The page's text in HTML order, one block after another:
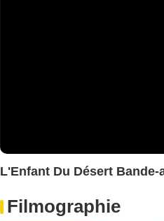
L'Enfant Du Désert Bande-
Filmographie